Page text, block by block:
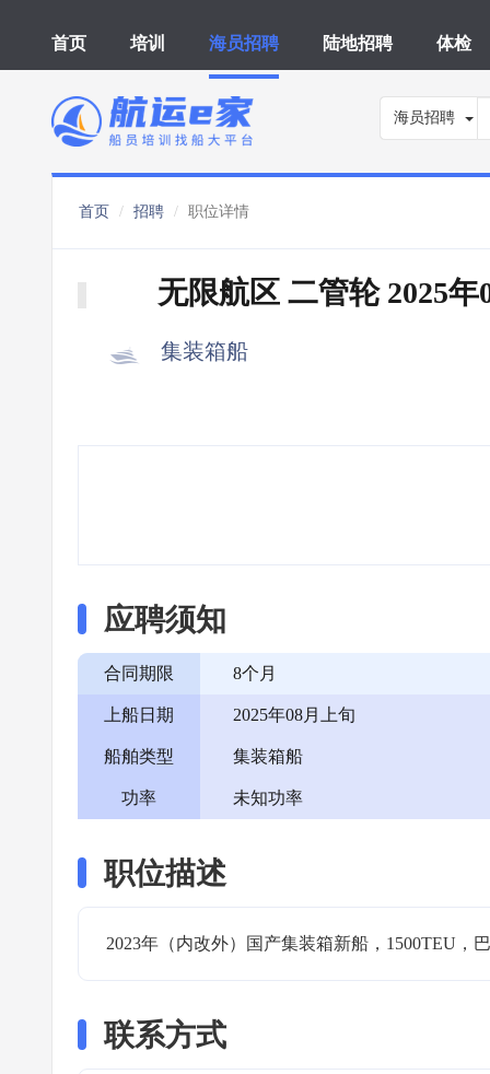
首页 培训 海员招聘 陆地招聘 体检
海员招聘
首页 招聘 职位详情
无限航区 二管轮 2025
集装箱船
应聘须知
合同期限 8个月
上船日期 2025年08月上旬
船舶类型 集装箱船
功率 未知功率
职位描述
2023年（内改外）国产集装箱新船，1500TEU，
联系方式